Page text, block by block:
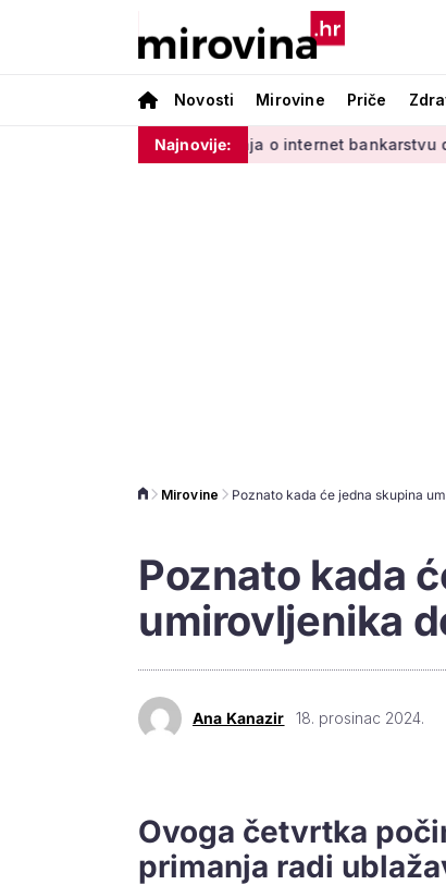
Novosti Mirovine Priče
Najnovije:
Od učenja o internet bankarstvu do vrtlarenja i
Mirovine
Poznato kada
umirovljenika
Ana Kanazir 18. prosinac 2024.
Ovoga četvrtka
primanja radi